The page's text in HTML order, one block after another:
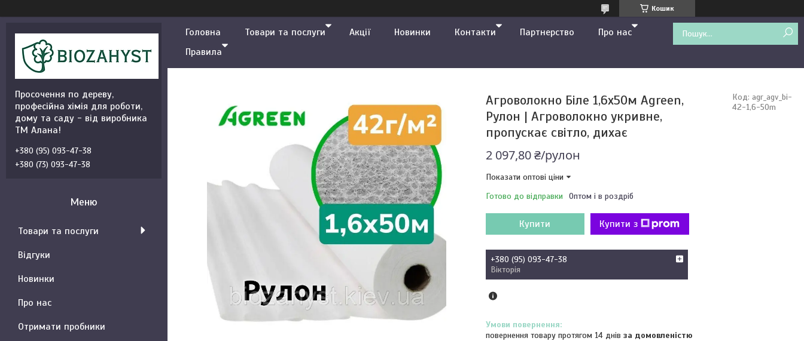
Кошик
Головна Товари та послуги Акції Новинки Контакти Партнерство
Про нас
Правила
Агроволокно Біле 1,6х50м Agreen,
Рулон | Агроволокно укривне,
пропускає світло, дихає
2 097,80 ₴/рулон
Показати оптові ціни
Готово до відправки
Оптом і в роздріб
Код: agr_agv_bi-
42-1,6-50m
Купити Купити з
+380 (95) 093-47-38
Вікторія
повернення товару протягом 14 днів за домовленістю
Просочення по дереву,
професійна хімія для роботи,
дому та саду - від виробника
ТМ Алана!
+380 (95) 093-47-38
+380 (73) 093-47-38
Товари та послуги
Відгуки
Новинки
Про нас
Отримати пробники